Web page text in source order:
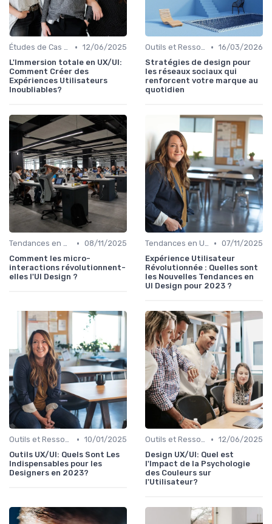
Études de Cas UX/UI • 12/06/2025
L'Immersion totale en UX/UI:
Comment Créer des
Expériences Utilisateurs
Inoubliables?
Outils et Ressources pour UX/UI Designers • 16/03/2026
Stratégies de design pour
les réseaux sociaux qui
renforcent votre marque au
quotidien
Tendances en UI Design • 08/11/2025
Comment les micro-
interactions révolutionnent-
elles l'UI Design ?
Tendances en UI Design • 07/11/2025
Expérience Utilisateur
Révolutionnée : Quelles sont
les Nouvelles Tendances en
UI Design pour 2023 ?
Outils et Ressources pour UX/UI Designers • 10/01/2025
Outils UX/UI: Quels Sont Les
Indispensables pour les
Designers en 2023?
Outils et Ressources pour UX/UI Designers • 12/06/2025
Design UX/UI: Quel est
l'Impact de la Psychologie
des Couleurs sur
l'Utilisateur?